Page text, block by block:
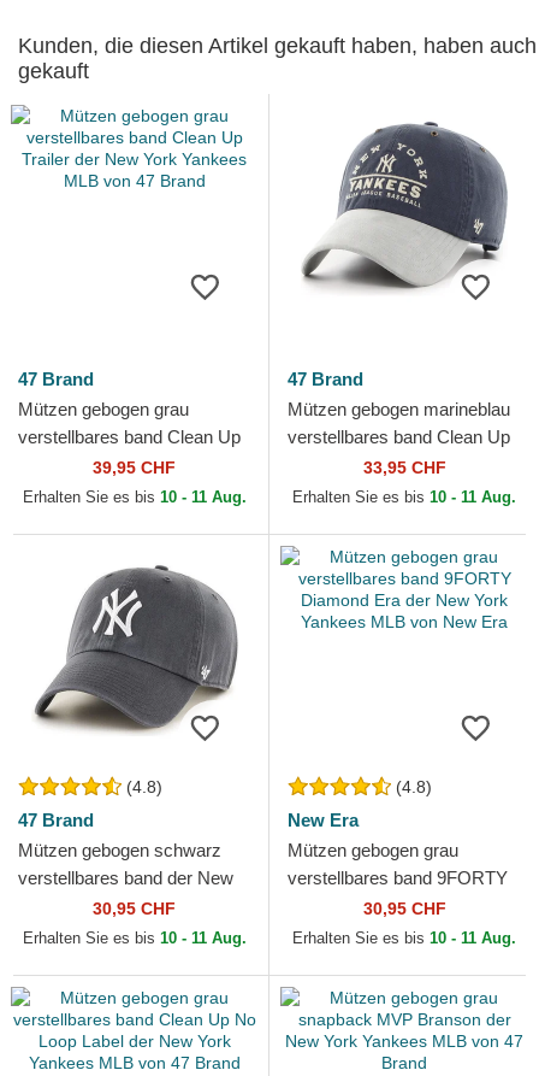
Kunden, die diesen Artikel gekauft haben, haben auch
gekauft
47 Brand
Mützen gebogen grau
verstellbares band Clean Up
Trailer der New York
Yankees MLB von 47 Brand
39,95 CHF
Erhalten Sie es bis 10 - 11 Aug.
47 Brand
Mützen gebogen marineblau
verstellbares band Clean Up
Windham Suede Vintage der
New York Yankees...
33,95 CHF
Erhalten Sie es bis 10 - 11 Aug.
(4.8)
47 Brand
Mützen gebogen schwarz
verstellbares band der New
York Yankees MLB von 47
Brand
30,95 CHF
Erhalten Sie es bis 10 - 11 Aug.
(4.8)
New Era
Mützen gebogen grau
verstellbares band 9FORTY
Diamond Era der New York
Yankees MLB von New Era
30,95 CHF
Erhalten Sie es bis 10 - 11 Aug.